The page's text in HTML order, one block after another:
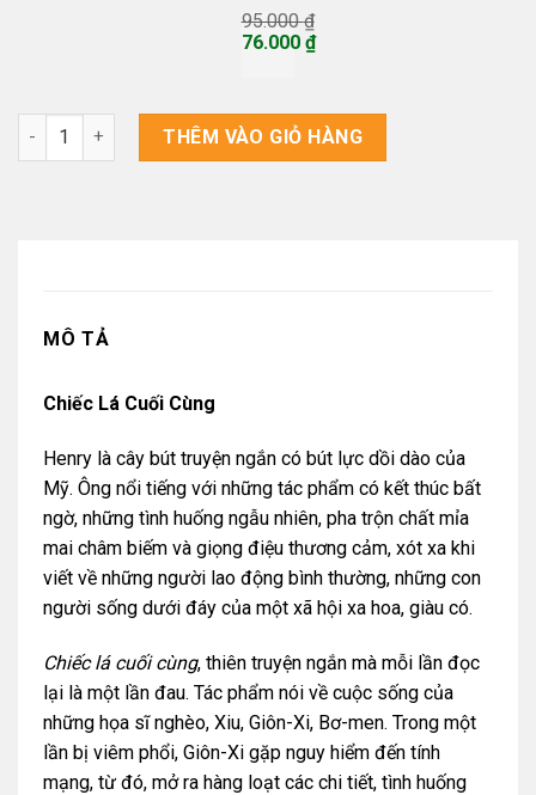
95.000₫
Giá
76.000 ₫
là:
76.000 ₫.
Sách: Chiếc Lá Cuối Cùng ( Tái bản) số lượng
THÊM VÀO GIỎ HÀNG
MÔ TẢ
Chiếc Lá Cuối Cùng
Henry là cây bút truyện ngắn có bút lực dồi dào của
Mỹ. Ông nổi tiếng với những tác phẩm có kết thúc bất
ngờ, những tình huống ngẫu nhiên, pha trộn chất mỉa
mai châm biếm và giọng điệu thương cảm, xót xa khi
viết về những người lao động bình thường, những con
người sống dưới đáy của một xã hội xa hoa, giàu có.
Chiếc lá cuối cùng, thiên truyện ngắn mà mỗi lần đọc
lại là một lần đau. Tác phẩm nói về cuộc sống của
những họa sĩ nghèo, Xiu, Giôn-Xi, Bơ-men. Trong một
lần bị viêm phổi, Giôn-Xi gặp nguy hiểm đến tính
mạng, từ đó, mở ra hàng loạt các chi tiết, tình huống